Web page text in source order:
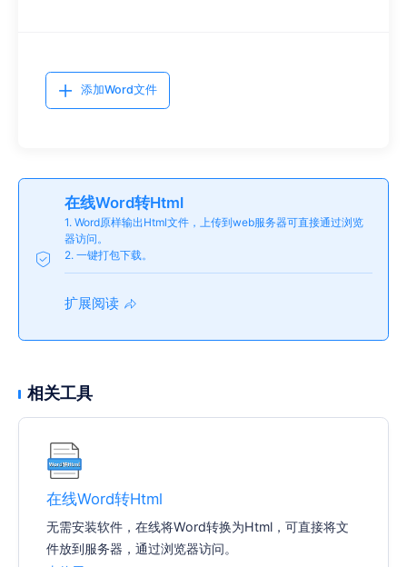
添加Word文件
在线Word转Html
1. Word原样输出Html文件，上传到web服务器可直接通过浏览
器访问。
2. 一键打包下载。
扩展阅读
相关工具
在线Word转Html
无需安装软件，在线将Word转换为Html，可直接将文
件放到服务器，通过浏览器访问。